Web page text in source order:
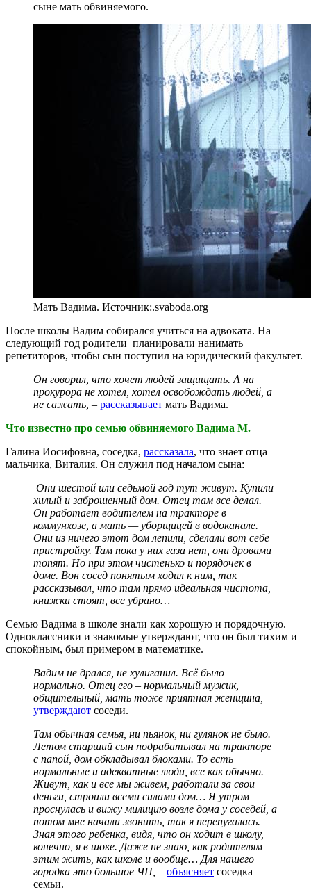
сыне мать обвиняемого.
Мать Вадима. Источник:.svaboda.org
После школы Вадим собирался учиться на адвоката. На
следующий год родители планировали нанимать
репетиторов, чтобы сын поступил на юридический факультет.
Он говорил, что хочет людей защищать. А на
прокурора не хотел, хотел освобождать людей, а
не сажать, – рассказывает мать Вадима.
Что известно про семью обвиняемого Вадима М.
Галина Иосифовна, соседка, рассказала, что знает отца
мальчика, Виталия. Он служил под началом сына:
Они шестой или седьмой год тут живут. Купили
хилый и заброшенный дом. Отец там все делал.
Он работает водителем на тракторе в
коммунхозе, а мать — уборщицей в водоканале.
Они из ничего этот дом лепили, сделали вот себе
пристройку. Там пока у них газа нет, они дровами
топят. Но при этом чистенько и порядочек в
доме. Вон сосед понятым ходил к ним, так
рассказывал, что там прямо идеальная чистота,
книжки стоят, все убрано…
Семью Вадима в школе знали как хорошую и порядочную.
Одноклассники и знакомые утверждают, что он был тихим и
спокойным, был примером в математике.
Вадим не дрался, не хулиганил. Всё было
нормально. Отец его – нормальный мужик,
общительный, мать тоже приятная женщина, —
утверждают соседи.
Там обычная семья, ни пьянок, ни гулянок не было.
Летом старший сын подрабатывал на тракторе
с папой, дом обкладывал блоками. То есть
нормальные и адекватные люди, все как обычно.
Живут, как и все мы живем, работали за свои
деньги, строили всеми силами дом… Я утром
проснулась и вижу милицию возле дома у соседей, а
потом мне начали звонить, так я перепугалась.
Зная этого ребенка, видя, что он ходит в школу,
конечно, я в шоке. Даже не знаю, как родителям
этим жить, как школе и вообще… Для нашего
городка это большое ЧП, – объясняет соседка
семьи.